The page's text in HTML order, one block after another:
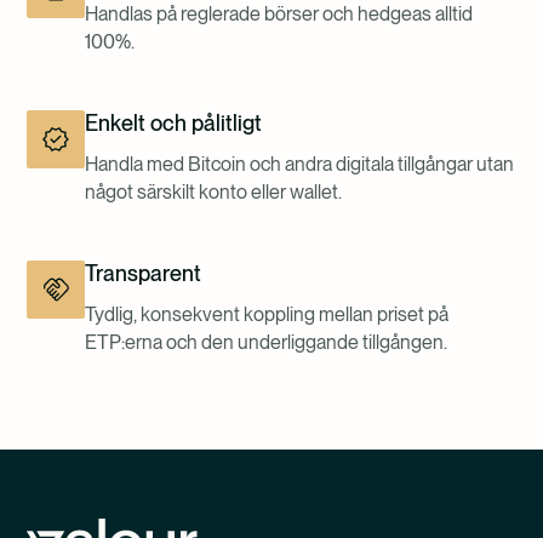
Handlas på reglerade börser och hedgeas alltid
100%.
Enkelt och pålitligt
Handla med Bitcoin och andra digitala tillgångar utan
något särskilt konto eller wallet.
Transparent
Tydlig, konsekvent koppling mellan priset på
ETP:erna och den underliggande tillgången.